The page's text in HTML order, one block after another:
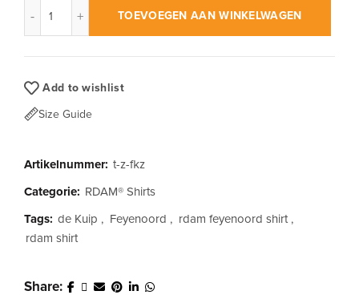
TOEVOEGEN AAN WINKELWAGEN
Add to wishlist
Size Guide
Artikelnummer: t-z-fkz
Categorie: RDAM® Shirts
Tags: de Kuip , Feyenoord , rdam feyenoord shirt ,
rdam shirt
Share